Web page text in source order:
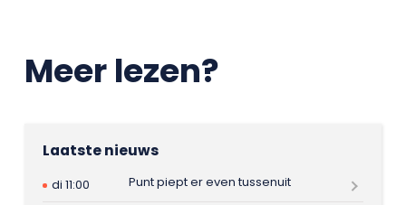
Meer lezen?
Laatste nieuws
di 11:00
Punt piept er even tussenuit